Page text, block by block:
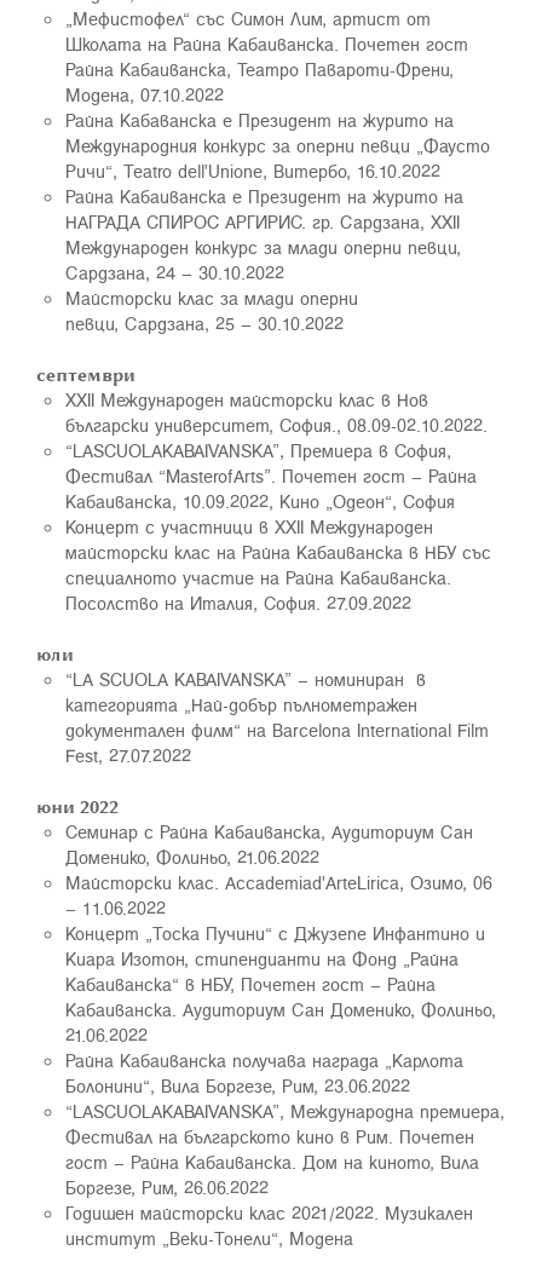
„Мефистофел“ със Симон Лим, артист от
Школата на Райна Кабаиванска. Почетен гост
Райна Кабаиванска, Театро Павароти-Френи,
Модена, 07.10.2022
Райна Кабаванска е Президент на журито на
Международния конкурс за оперни певци „Фаусто
Ричи“, Teatro dell'Unione, Витербо, 16.10.2022
Райна Кабаиванска е Президент на журито на
НАГРАДА СПИРОС АРГИРИС. гр. Сардзана, XXII
Международен конкурс за млади оперни певци,
Сардзана, 24 – 30.10.2022
Майсторски клас за млади оперни
певци, Сардзана, 25 – 30.10.2022
септември
ХХII Международен майсторски клас в Нов
български университет, София., 08.09-02.10.2022.
“LASCUOLAKABAIVANSKA”, Премиера в София,
Фестивал “MasterofArts”. Почетен гост – Райна
Кабаиванска, 10.09.2022, Кино „Одеон“, София
Концерт с участници в ХXII Международен
майсторски клас на Райна Кабаиванска в НБУ със
специалното участие на Райна Кабаиванска.
Посолство на Италия, София. 27.09.2022
юли
“LA SCUOLA KABAIVANSKA” – номиниран в
категорията „Най-добър пълнометражен
документален филм“ на Barcelona International Film
Fest, 27.07.2022
юни 2022
Семинар с Райна Кабаиванска, Аудиториум Сан
Доменико, Фолиньо, 21.06.2022
Майсторски клас. Accademiad'ArteLirica, Озимо, 06
– 11.06.2022
Концерт „Тоска Пучини“ с Джузепе Инфантино и
Киара Изотон, стипендианти на Фонд „Райна
Кабаиванска“ в НБУ, Почетен гост – Райна
Кабаиванска. Аудиториум Сан Доменико, Фолиньо,
21.06.2022
Райна Кабаиванска получава награда „Карлота
Болонини“, Вила Боргезе, Рим, 23.06.2022
“LASCUOLAKABAIVANSKA”, Международна премиера,
Фестивал на българското кино в Рим. Почетен
гост – Райна Кабаиванска. Дом на киното, Вила
Боргезе, Рим, 26.06.2022
Годишен майсторски клас 2021/2022. Музикален
институт „Веки-Тонели“, Модена